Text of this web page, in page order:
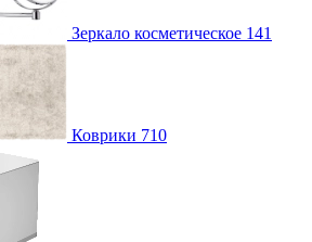
Зеркало косметическое 141
Коврики 710